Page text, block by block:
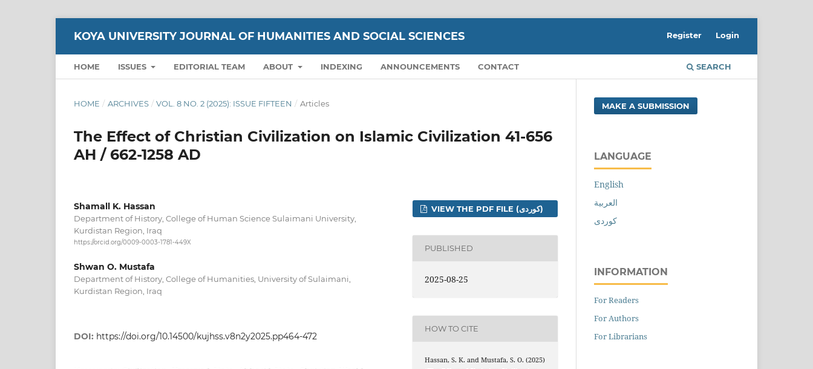
KOYA UNIVERSITY JOURNAL OF HUMANITIES AND SOCIAL SCIENCES
HOME ISSUES EDITORIAL TEAM ABOUT INDEXING ANNOUNCEMENTS CONTACT SEARCH
Register Login
HOME / ARCHIVES / VOL. 8 NO. 2 (2025): ISSUE FIFTEEN / Articles
The Effect of Christian Civilization on Islamic Civilization 41-656
AH / 662-1258 AD
Shamall K. Hassan
Department of History, College of Human Science Sulaimani University,
Kurdistan Region, Iraq
https://orcid.org/0009-0003-1781-449X
Shwan O. Mustafa
Department of History, College of Humanities, University of Sulaimani,
Kurdistan Region, Iraq
DOI: https://doi.org/10.14500/kujhss.v8n2y2025.pp464-472
VIEW THE PDF FILE (کوردی)
PUBLISHED
2025-08-25
HOW TO CITE
Hassan, S. K. and Mustafa, S. O. (2025)
MAKE A SUBMISSION
LANGUAGE
English
العربية
کوردی
INFORMATION
For Readers
For Authors
For Librarians